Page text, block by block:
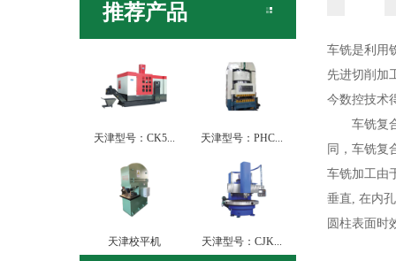
推荐产品
天津型号：CK5... 天津型号：PHC...
天津校平机 天津型号：CJK...
车铣是利用
先进切削加
今数控技术
车铣复合
同，车铣复
车铣加工由
垂直, 在内
圆柱表面时